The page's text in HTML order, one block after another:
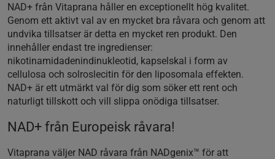
NAD+ från Vitaprana håller en exceptionellt hög kvalitet.
Genom ett aktivt val av en mycket bra råvara och genom att
undvika tillsatser är detta en mycket ren produkt. Den
innehåller endast tre ingredienser:
nikotinamidadenindinukleotid, kapselskal i form av
cellulosa och solroslecitin för den liposomala effekten.
NAD+ är ett utmärkt val för dig som söker ett rent och
naturligt tillskott och vill slippa onödiga tillsatser.
NAD+ från Europeisk råvara!
Vitaprana väljer NAD råvara från NADgenix™ för att